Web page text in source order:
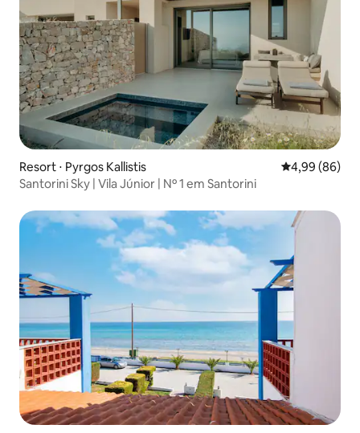
Resort ⋅ Pyrgos Kallistis 4,99 de uma
4,99 (86)
Santorini Sky | Vila Júnior | Nº 1 em Santorini